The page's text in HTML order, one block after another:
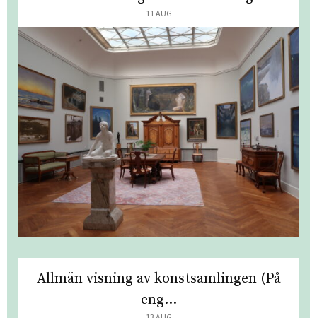
11 AUG
Allmän visning av konstsamlingen (På
eng...